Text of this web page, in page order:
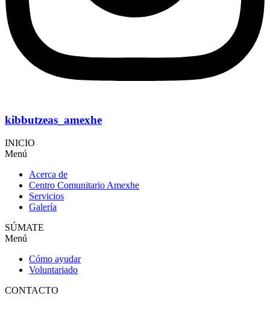
kibbutzeas_amexhe
INICIO
Menú
Acerca de
Centro Comunitario Amexhe
Servicios
Galería
SÚMATE
Menú
Cómo ayudar
Voluntariado
CONTACTO